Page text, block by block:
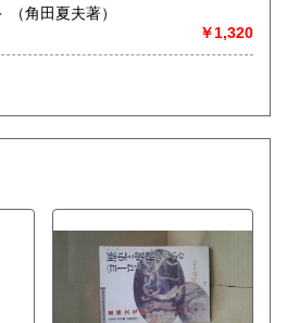
三角亭物語 ＜豪農の館＞ （角田夏夫著）
￥1,320